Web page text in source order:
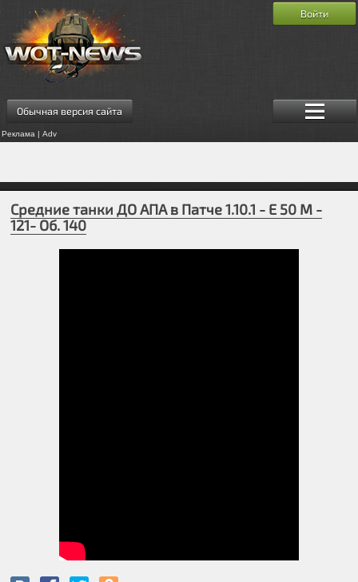
Обычная версия сайта
Реклама | Adv
Войти
Средние танки ДО АПА в Патче 1.10.1 - E 50 M -
121- Об. 140